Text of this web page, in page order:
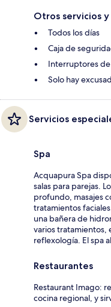
Otros servicios
Todos los días
Caja de
Interruptores
Solo hay
Servicios
Spa
Acquapura Spa
salas para parejas.
profundo, masajes
tratamientos
una bañera de
varios tratamientos,
reflexología. El spa
Restaurantes
Restaurant Imago:
cocina regional, y